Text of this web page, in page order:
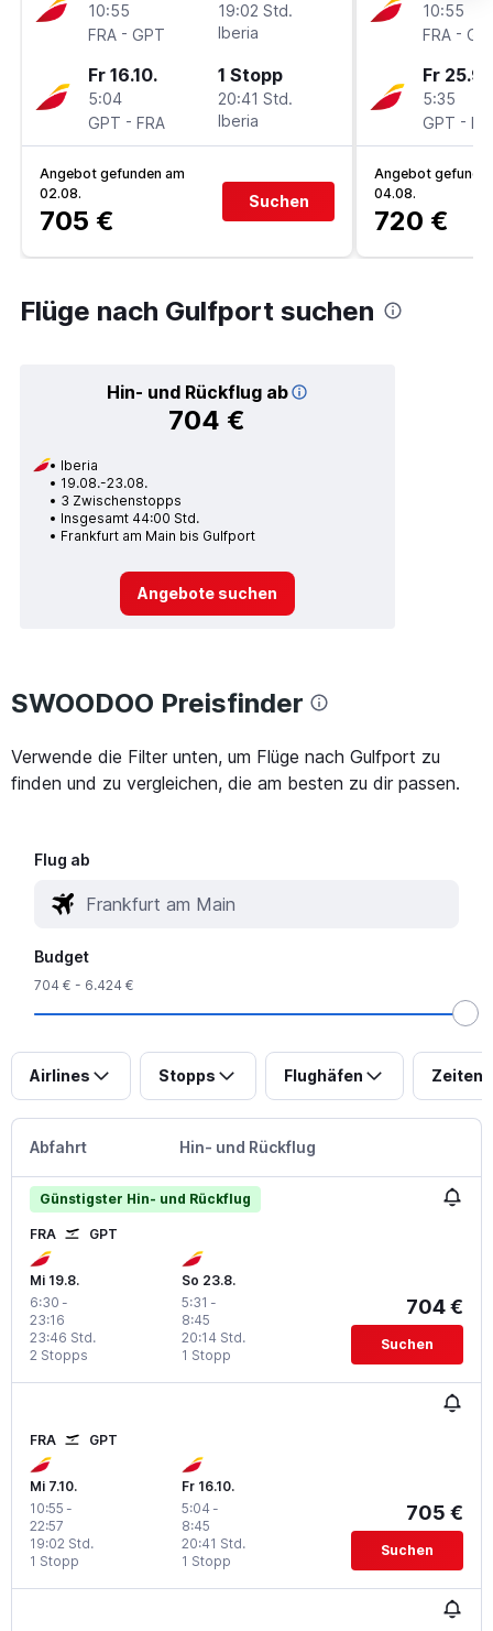
10:55
FRA - GPT
19:02 Std.
Iberia
Fr 16.10.
5:04
GPT - FRA
1 Stopp
20:41 Std.
Iberia
Angebot gefunden am
02.08.
705 €
Suchen
10:55
FRA -
Fr 25.9.
5:35
GPT -
Angebot
04.08.
720 €
Flüge nach Gulfport suchen
Hin- und Rückflug ab
704 €
Iberia
19.08.-23.08.
3 Zwischenstopps
Insgesamt 44:00 Std.
Frankfurt am Main bis Gulfport
Angebote suchen
SWOODOO Preisfinder
Verwende die Filter unten, um Flüge nach Gulfport zu
finden und zu vergleichen, die am besten zu dir passen.
Flug ab
Budget
704 € - 6.424 €
Airlines Stopps Flughäfen Zeiten
Abfahrt Hin- und Rückflug
Günstigster Hin- und Rückflug
FRA GPT
Mi 19.8.
6:30 -
23:16
2 Stopps
23:46 Std.
So 23.8.
5:31 -
8:45
1 Stopp
20:14 Std.
704 €
Suchen
FRA GPT
Mi 7.10.
10:55 -
22:57
1 Stopp
19:02 Std.
Fr 16.10.
5:04 -
8:45
1 Stopp
20:41 Std.
705 €
Suchen